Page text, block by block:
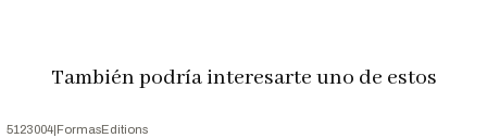
También podría interesarte uno de estos
5123004|FormasEditions